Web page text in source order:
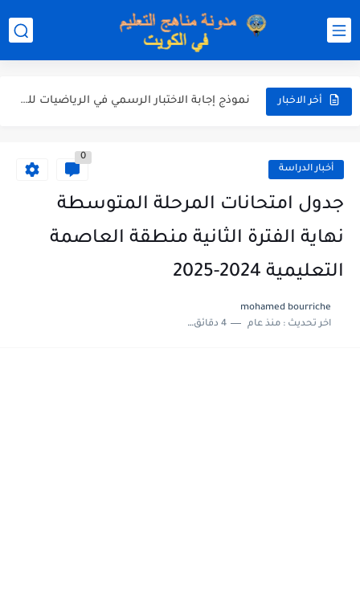
أخر الاخبار
نموذج إجابة الاختبار الرسمي في التربية الاسلامية للصف العاشر الفترة...
نموذج إجابة الاختبار الرسمي في الرياضيات للصف العاشر الفترة الثانية...
مذكرة شاملة في القران الكريم للصف الثاني عشر الفصل الثاني... أخبار الدراسة
0
جدول امتحانات المرحلة المتوسطة
نهاية الفترة الثانية منطقة العاصمة
التعليمية 2024-2025
mohamed bourriche
اخر تحديث :منذ عام 4 دقائق للقراءة